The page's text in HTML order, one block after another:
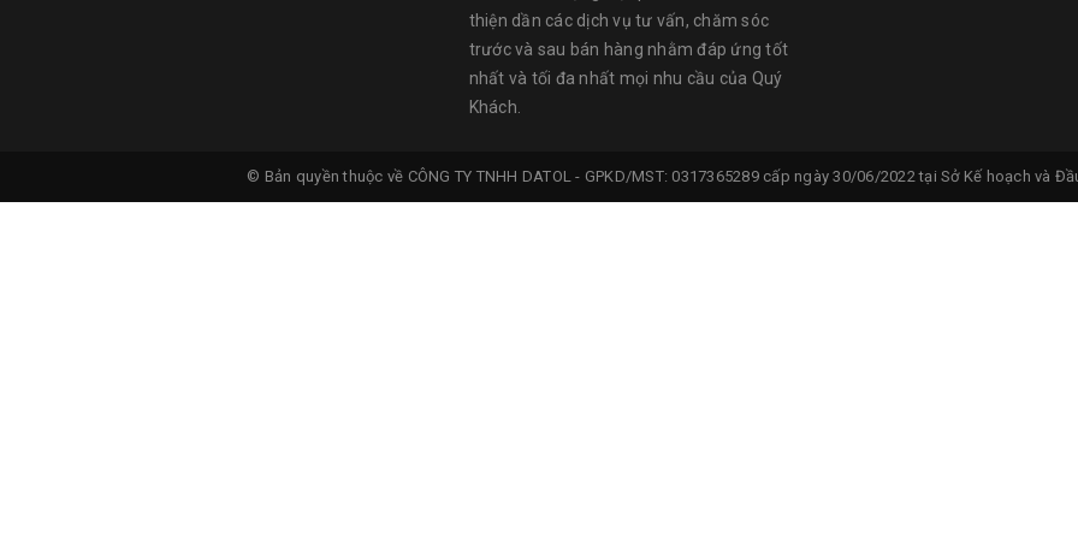
thiện dần các dịch vụ tư vấn, chăm sóc
trước và sau bán hàng nhằm đáp ứng tốt
nhất và tối đa nhất mọi nhu cầu của Quý
Khách.
© Bản quyền thuộc về CÔNG TY TNHH DATOL - GPKD/MST: 0317365289 cấp ngày 30/06/2022 tại Sở Kế hoạch và